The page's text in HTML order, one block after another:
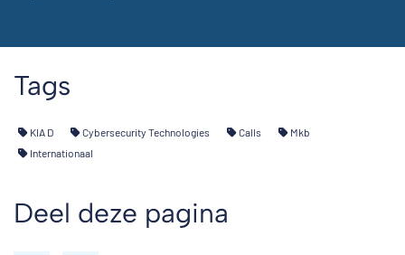
Tags
KIA D Cybersecurity Technologies Calls
Mkb
Internationaal
Deel deze pagina